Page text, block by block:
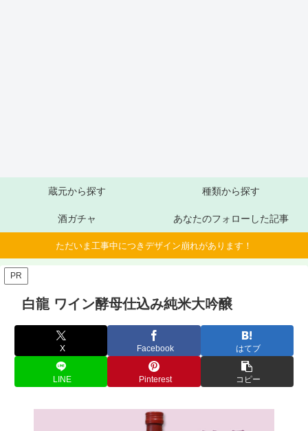
蔵元から探す 種類から探す
酒ガチャ あなたのフォローした記事
ただいま工事中につきデザイン崩れがあります！
PR
白龍 ワイン酵母仕込み純米大吟醸
X Facebook はてブ
LINE Pinterest コピー